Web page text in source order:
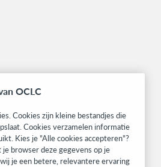
OCLC
Cookies zijn kleine bestandjes die
Cookies verzamelen informatie
Kies je "Alle cookies accepteren"?
browser deze gegevens op je
je een betere, relevantere ervaring